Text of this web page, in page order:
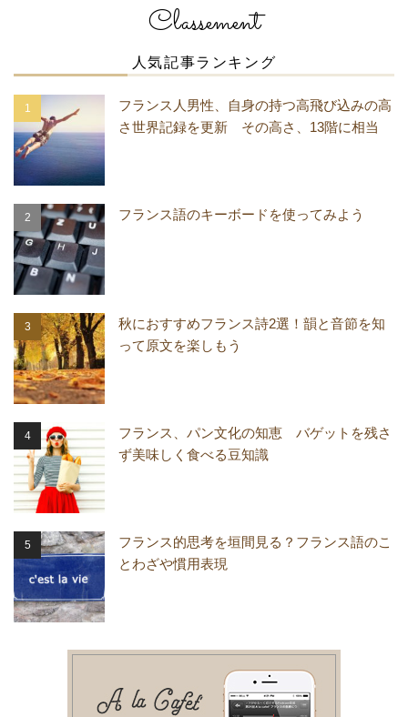
Classement
人気記事ランキング
フランス人男性、自身の持つ高飛び込みの高
さ世界記録を更新 その高さ、13階に相当
フランス語のキーボードを使ってみよう
秋におすすめフランス詩2選！韻と音節を知
って原文を楽しもう
フランス、パン文化の知恵 バゲットを残さ
ず美味しく食べる豆知識
フランス的思考を垣間見る？フランス語のこ
とわざや慣用表現